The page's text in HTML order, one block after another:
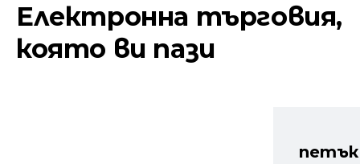
Електронна търговия,
която ви пази